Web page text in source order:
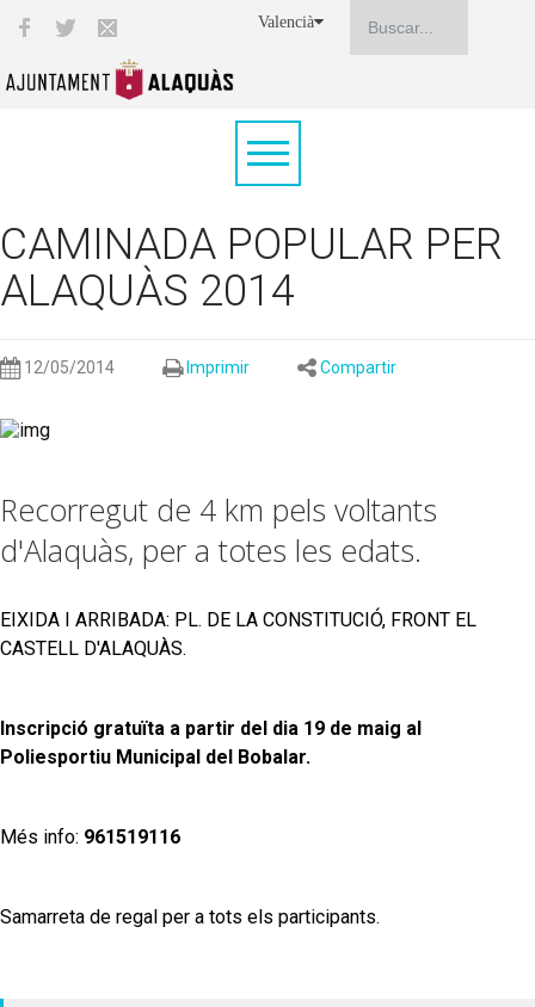
Valencià
CAMINADA POPULAR PER
ALAQUÀS 2014
12/05/2014 Imprimir Compartir
Recorregut de 4 km pels voltants
d'Alaquàs, per a totes les edats.
EIXIDA I ARRIBADA: PL. DE LA CONSTITUCIÓ, FRONT EL
CASTELL D'ALAQUÀS.
Inscripció gratuïta a partir del dia 19 de maig al
Poliesportiu Municipal del Bobalar.
Més info: 961519116
Samarreta de regal per a tots els participants.